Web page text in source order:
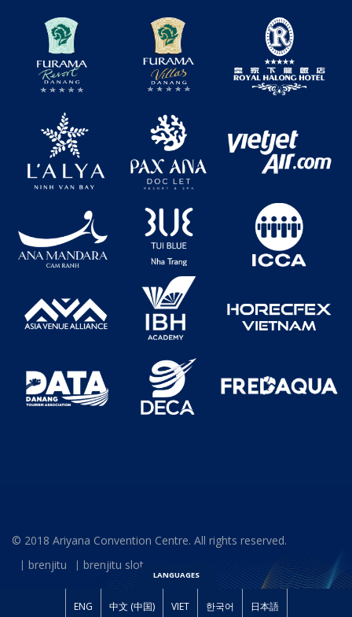
© 2018 Ariyana Convention Centre. All rights reserved.
brenjitu
brenjitu slot
LANGUAGES
ENG 中文 (中国) VIET 한국어 日本語